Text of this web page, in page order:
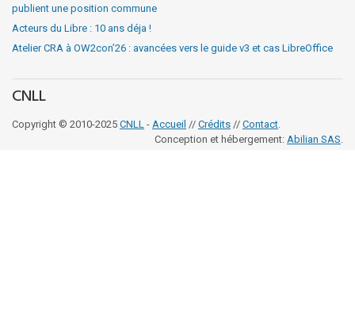
publient une position commune
Acteurs du Libre : 10 ans déja !
Atelier CRA à OW2con’26 : avancées vers le guide v3 et cas LibreOffice
CNLL
Copyright © 2010-2025 CNLL - Accueil // Crédits // Contact
Conception et hébergement: Abilian SAS